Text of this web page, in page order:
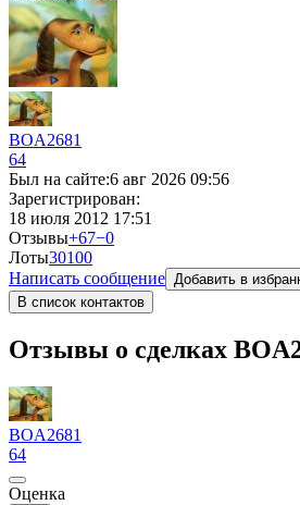
BOA2681
64
Был на сайте:6 авг 2026 09:56
Зарегистрирован:
18 июля 2012 17:51
Отзывы+67−0
Лоты30100
Написать сообщение Добавить в
В список контактов
Отзывы о сделках
BOA2681
64
Оценка